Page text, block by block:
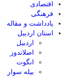
اقتصادی
فرهنگی
یادداشت و مقاله
استان اردبیل
اردبیل
اصلاندوز
انگوت
بیله سوار